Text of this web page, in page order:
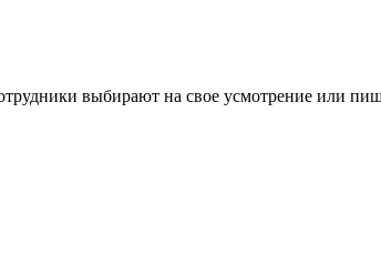
выбирают на свое усмотрение или